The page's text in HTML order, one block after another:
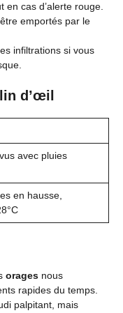
en cas d’alerte rouge.
emportés par le
infiltrations si vous
d’œil
avec pluies
en hausse,
orages nous
rapides du temps.
palpitant, mais